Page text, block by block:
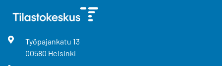
Työpajankatu 13
00580 Helsinki